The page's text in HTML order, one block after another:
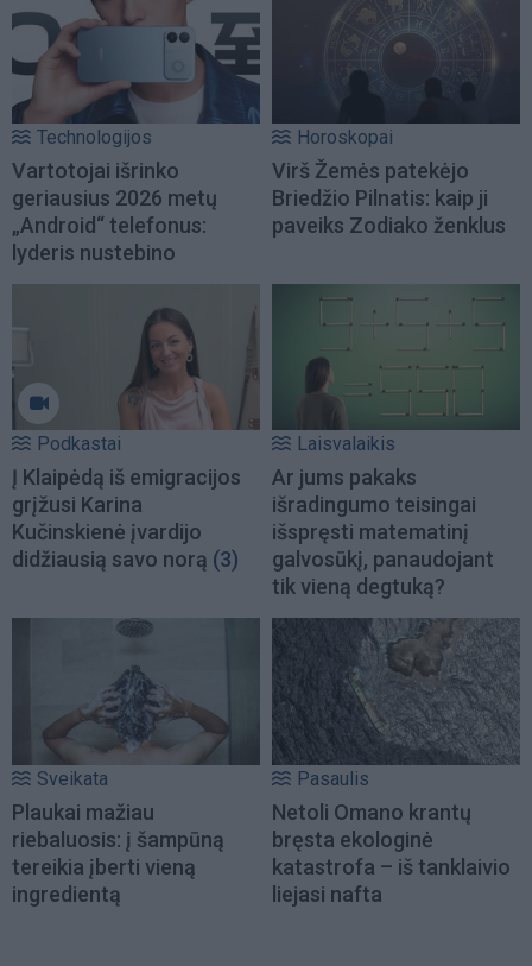
Technologijos
Vartotojai išrinko
geriausius 2026 metų
„Android“ telefonus:
lyderis nustebino
Horoskopai
Virš Žemės patekėjo
Briedžio Pilnatis: kaip ji
paveiks Zodiako ženklus
Podkastai
Į Klaipėdą iš emigracijos
grįžusi Karina
Kučinskienė įvardijo
didžiausią savo norą (3)
Laisvalaikis
Ar jums pakaks
išradingumo teisingai
išspręsti matematinį
galvosūkį, panaudojant
tik vieną degtuką?
Sveikata
Plaukai mažiau
riebaluosis: į šampūną
tereikia įberti vieną
ingredientą
Pasaulis
Netoli Omano krantų
bręsta ekologinė
katastrofa – iš tanklaivio
liejasi nafta